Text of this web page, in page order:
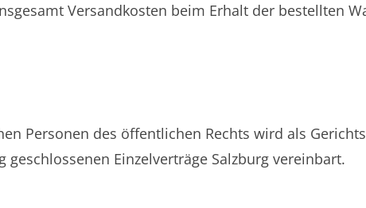
Versandkosten beim Erhalt der bestellten
Personen des öffentlichen Rechts wird als
Einzelverträge Salzburg vereinbart.